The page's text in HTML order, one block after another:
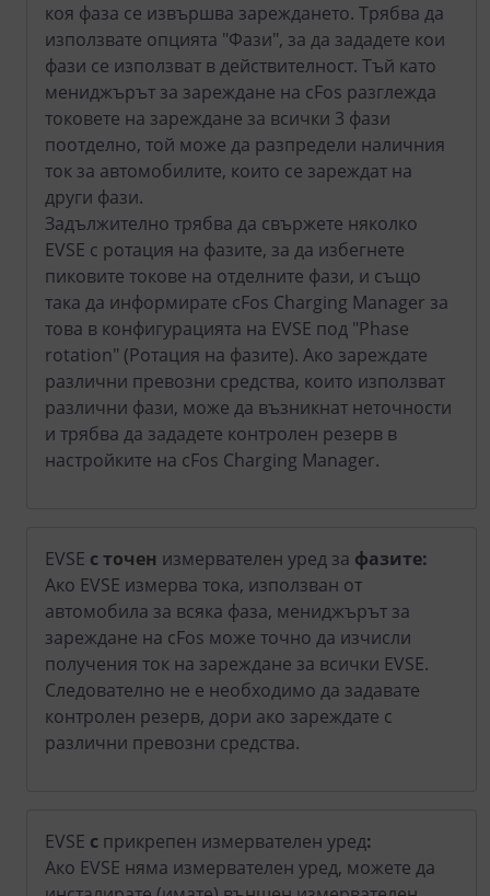
коя фаза се извършва зареждането. Трябва да
използвате опцията "Фази", за да зададете кои
фази се използват в действителност. Тъй като
мениджърът за зареждане на cFos разглежда
токовете на зареждане за всички 3 фази
поотделно, той може да разпредели наличния
ток за автомобилите, които се зареждат на
други фази.
Задължително трябва да свържете няколко
EVSE с ротация на фазите, за да избегнете
пиковите токове на отделните фази, и също
така да информирате cFos Charging Manager за
това в конфигурацията на EVSE под "Phase
rotation" (Ротация на фазите). Ако зареждате
различни превозни средства, които използват
различни фази, може да възникнат неточности
и трябва да зададете контролен резерв в
настройките на cFos Charging Manager.
EVSE с точен измервателен уред за фазите:
Ако EVSE измерва тока, използван от
автомобила за всяка фаза, мениджърът за
зареждане на cFos може точно да изчисли
получения ток на зареждане за всички EVSE.
Следователно не е необходимо да задавате
контролен резерв, дори ако зареждате с
различни превозни средства.
EVSE с прикрепен измервателен уред:
Ако EVSE няма измервателен уред, можете да